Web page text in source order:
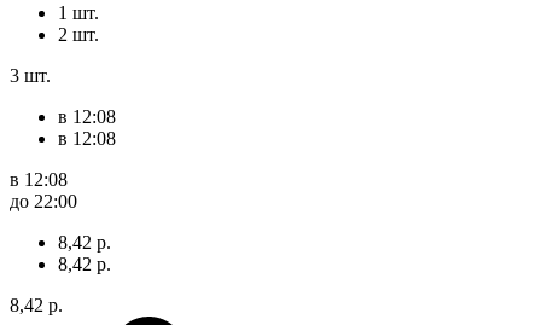
1 шт.
2 шт.
3 шт.
в 12:08
в 12:08
в 12:08
до 22:00
8,42 р.
8,42 р.
8,42 р.